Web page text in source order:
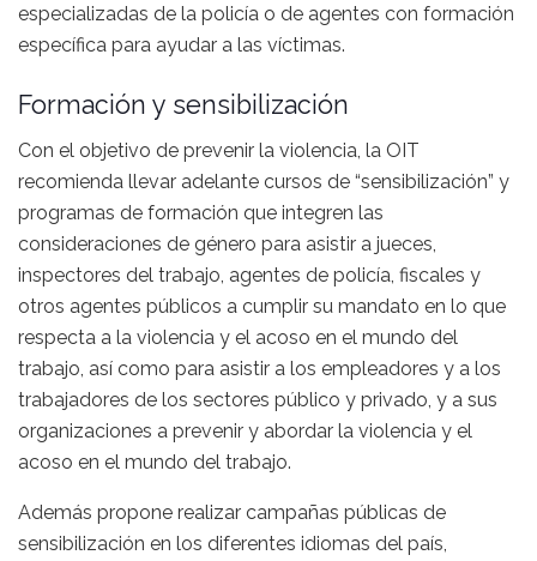
especializadas de la policía o de agentes con formación
específica para ayudar a las víctimas.
Formación y sensibilización
Con el objetivo de prevenir la violencia, la OIT
recomienda llevar adelante cursos de “sensibilización” y
programas de formación que integren las
consideraciones de género para asistir a jueces,
inspectores del trabajo, agentes de policía, fiscales y
otros agentes públicos a cumplir su mandato en lo que
respecta a la violencia y el acoso en el mundo del
trabajo, así como para asistir a los empleadores y a los
trabajadores de los sectores público y privado, y a sus
organizaciones a prevenir y abordar la violencia y el
acoso en el mundo del trabajo.
Además propone realizar campañas públicas de
sensibilización en los diferentes idiomas del país,